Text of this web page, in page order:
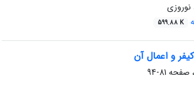
599.88 K
و اعمال آن
81-94